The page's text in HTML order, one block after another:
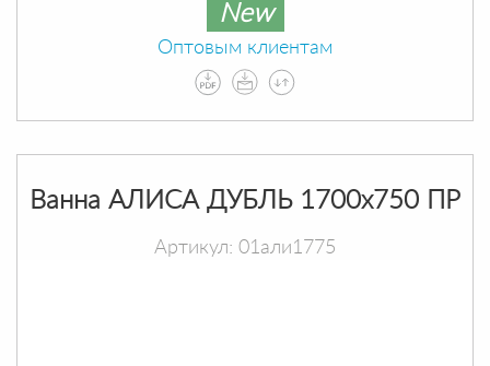
New
Оптовым клиентам
Ванна АЛИСА ДУБЛЬ 1700х750 ПР
Артикул: 01али1775